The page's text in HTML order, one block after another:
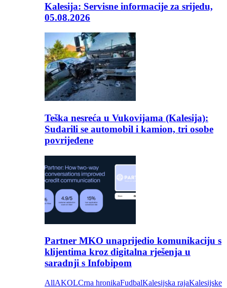
Kalesija: Servisne informacije za srijedu,
05.08.2026
Teška nesreća u Vukovijama (Kalesija):
Sudarili se automobil i kamion, tri osobe
povrijeđene
Partner MKO unaprijedio komunikaciju s
klijentima kroz digitalna rješenja u
saradnji s Infobipom
AllAKOLCrna hronikaFudbalKalesijska rajaKalesijske